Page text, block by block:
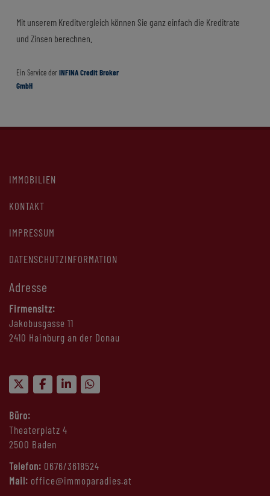
IMMOBILIEN
KONTAKT
IMPRESSUM
DATENSCHUTZINFORMATION
Adresse
Firmensitz:
Jakobusgasse 11
2410 Hainburg an der Donau
Büro:
Theaterplatz 4
2500 Baden
Telefon: 0676/3618524
Mail: office@immoparadies.at